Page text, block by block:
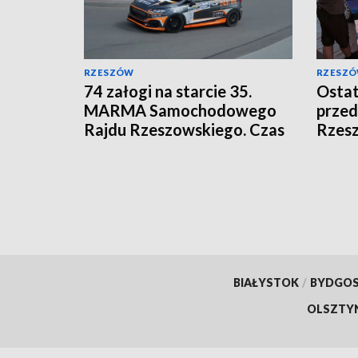
RZESZÓW
74 załogi na starcie 35.
MARMA Samochodowego
Rajdu Rzeszowskiego. Czas
BIAŁYSTOK /